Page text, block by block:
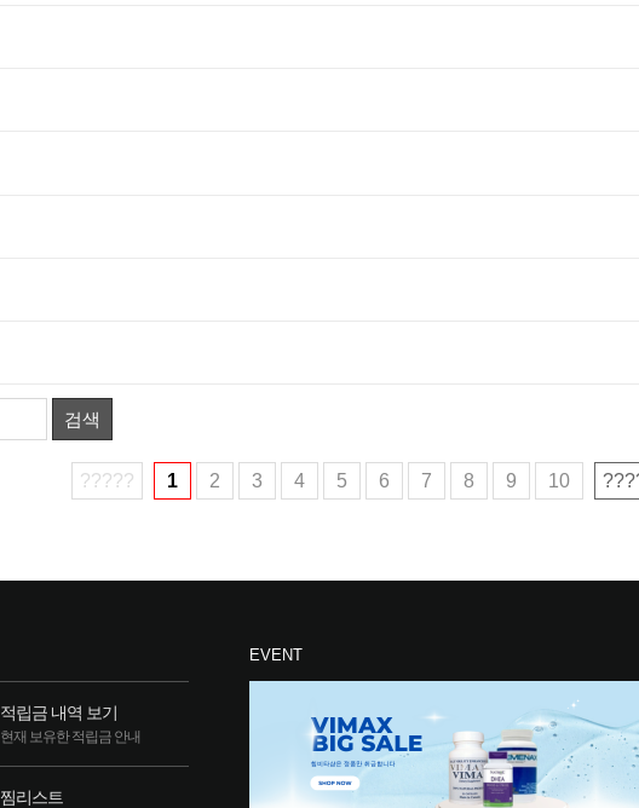
검색
????? 1 2 3 4 5 6 7 8 9 10
적립금 내역 보기
현재 보유한 적립금 안내
찜리스트
EVENT